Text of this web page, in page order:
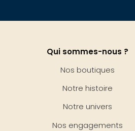
Qui sommes-nous ?
Nos boutiques
Notre histoire
Notre univers
Nos engagements